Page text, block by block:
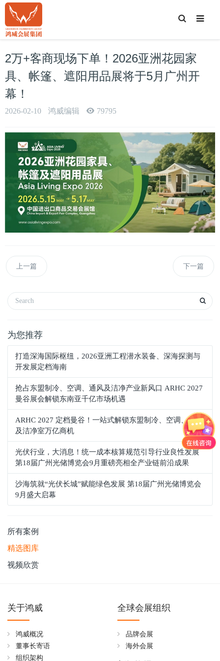
T
o
g
e
S
e
a
r
2万+客商现场下单！2026亚洲花园家
具、帐篷、遮阳用品展将于5月广州开
幕！
2026-02-10 鸿威编辑 79795
上一篇 下一篇
为您推荐
打造深海国际枢纽，2026亚洲工程潜水装备、深海探测与
开发展定档海南
抢占东盟制冷、空调、通风及洁净产业新风口 ARHC 2027
曼谷展会解锁东南亚千亿市场机遇
ARHC 2027 定档曼谷！一站式解锁东盟制冷、空调、通风
及洁净室万亿商机
光伏行业，大消息！统一成本核算规范引导行业良性发展
第18届广州光储博览会9月重磅亮相全产业链前沿成果
沙海筑就“光伏长城”赋能绿色发展 第18届广州光储博览会
9月盛大启幕
所有案例
精选图库
视频欣赏
关于鸿威
鸿威概况
董事长寄语
组织架构
全球会展组织
品牌会展
海外会展